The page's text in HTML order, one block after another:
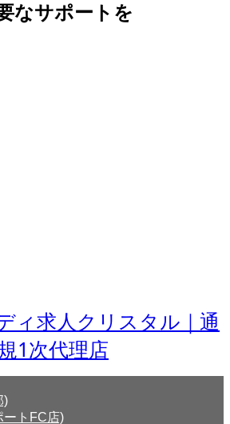
なサポートを
)
ートFC店)